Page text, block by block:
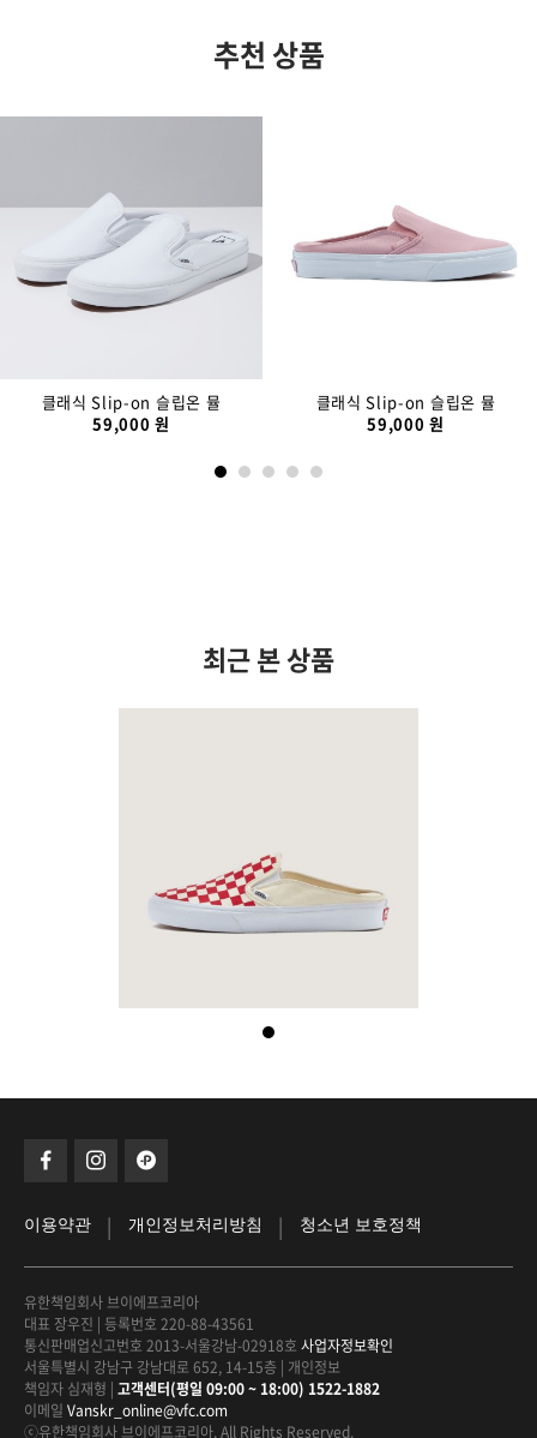
추천 상품
클래식 Slip-on 슬립온 뮬
59,000 원
클래식 Slip-on 슬립온 뮬
59,000 원
최근 본 상품
이용약관 | 개인정보처리방침 | 청소년 보호정책
유한책임회사 브이에프코리아
대표 장우진 | 등록번호 220-88-43561
통신판매업신고번호 2013-서울강남-02918호 사업자정보확인
서울특별시 강남구 강남대로 652, 14-15층 | 개인정보
책임자 심재형 | 고객센터(평일 09:00 ~ 18:00) 1522-1882
이메일 Vanskr_online@vfc.com
ⓒ유한책임회사 브이에프코리아. All Rights Reserved.